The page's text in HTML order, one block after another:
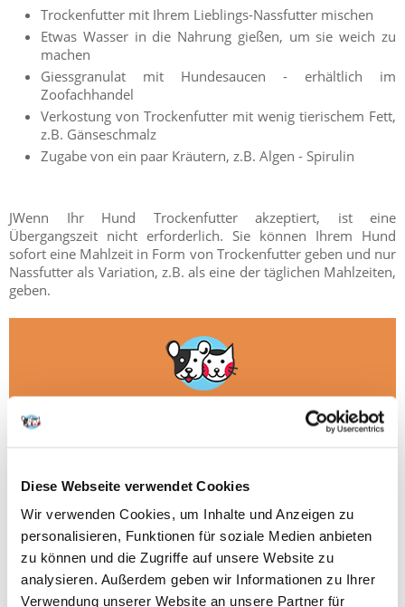
Diese Webseite verwendet Cookies
Wir verwenden Cookies, um Inhalte und Anzeigen zu
personalisieren, Funktionen für soziale Medien anbieten
zu können und die Zugriffe auf unsere Website zu
analysieren. Außerdem geben wir Informationen zu Ihrer
Verwendung unserer Website an unsere Partner für
Trockenfutter mit Ihrem Lieblings-Nassfutter mischen
Etwas Wasser in die Nahrung gießen, um sie weich zu
machen
Giessgranulat mit Hundesaucen - erhältlich im
Zoofachhandel
Verkostung von Trockenfutter mit wenig tierischem Fett,
z.B. Gänseschmalz
Zugabe von ein paar Kräutern, z.B. Algen - Spirulin
JWenn Ihr Hund Trockenfutter akzeptiert, ist eine
Übergangszeit nicht erforderlich. Sie können Ihrem Hund
sofort eine Mahlzeit in Form von Trockenfutter geben und nur
Nassfutter als Variation, z.B. als eine der täglichen Mahlzeiten,
geben.
Achten Sie beim Futterwechsel immer genau auf Ihren Hund
oder Ihre Katze und reagieren Sie, sobald störende Symptome